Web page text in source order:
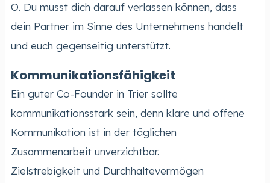
O. Du musst dich darauf verlassen können, dass
dein Partner im Sinne des Unternehmens handelt
und euch gegenseitig unterstützt.
Kommunikationsfähigkeit
Ein guter Co-Founder in Trier sollte
kommunikationsstark sein, denn klare und offene
Kommunikation ist in der täglichen
Zusammenarbeit unverzichtbar.
Zielstrebigkeit und Durchhaltevermögen